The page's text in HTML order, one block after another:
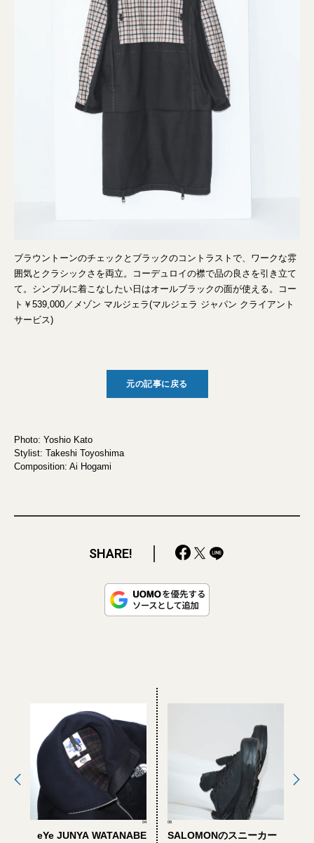
ブラウントーンのチェックとブラックのコントラストで、ワークな雰
囲気とクラシックさを両立。コーデュロイの襟で品の良さを引き立て
て。シンプルに着こなしたい日はオールブラックの面が使える。コー
ト￥539,000／メゾン マルジェラ(マルジェラ ジャパン クライアント
サービス)
元の記事に戻る
Photo: Yoshio Kato
Stylist: Takeshi Toyoshima
Composition: Ai Hogami
SHARE!
04
eYe JUNYA WATANABE
06
SALOMONのスニーカー